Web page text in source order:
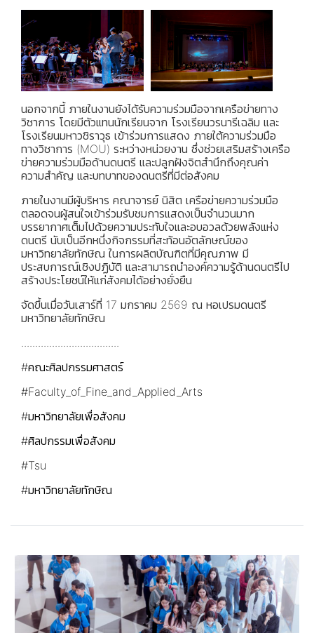
นอกจากนี้ ภายในงานยังได้รับความร่วมมือจากเครือข่ายทาง
วิชาการ โดยมีตัวแทนนักเรียนจาก โรงเรียนวรนารีเฉลิม และ
โรงเรียนมหาวชิราวุธ เข้าร่วมการแสดง ภายใต้ความร่วมมือ
ทางวิชาการ (MOU) ระหว่างหน่วยงาน ซึ่งช่วยเสริมสร้างเครือ
ข่ายความร่วมมือด้านดนตรี และปลูกฝังจิตสำนึกถึงคุณค่า
ความสำคัญ และบทบาทของดนตรีที่มีต่อสังคม
ภายในงานมีผู้บริหาร คณาจารย์ นิสิต เครือข่ายความร่วมมือ
ตลอดจนผู้สนใจเข้าร่วมรับชมการแสดงเป็นจำนวนมาก
บรรยากาศเต็มไปด้วยความประทับใจและอบอวลด้วยพลังแห่ง
ดนตรี นับเป็นอีกหนึ่งกิจกรรมที่สะท้อนอัตลักษณ์ของ
มหาวิทยาลัยทักษิณ ในการผลิตบัณฑิตที่มีคุณภาพ มี
ประสบการณ์เชิงปฏิบัติ และสามารถนำองค์ความรู้ด้านดนตรีไป
สร้างประโยชน์ให้แก่สังคมได้อย่างยั่งยืน
จัดขึ้นเมื่อวันเสาร์ที่ 17 มกราคม 2569 ณ หอเปรมดนตรี
มหาวิทยาลัยทักษิณ
...................................
#คณะศิลปกรรมศาสตร์
#Faculty_of_Fine_and_Applied_Arts
#มหาวิทยาลัยเพื่อสังคม
#ศิลปกรรมเพื่อสังคม
#Tsu
#มหาวิทยาลัยทักษิณ